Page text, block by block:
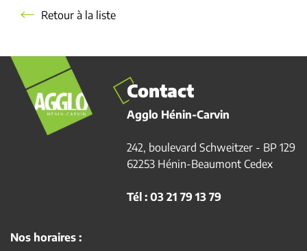
Retour à la liste
Retour à la liste
Contact
Agglo Hénin-Carvin
242, boulevard Schweitzer - BP 129
62253 Hénin-Beaumont Cedex
Tél : 03 21 79 13 79
Nos horaires :